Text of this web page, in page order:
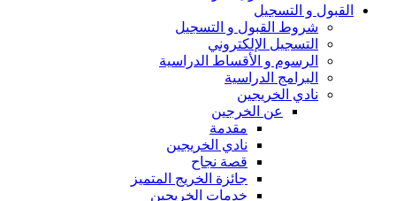
القبول و التسجيل
شروط القبول و التسجيل
التسجيل الإلكتروني
الرسوم و الأقساط الدراسية
البرامج الدراسية
نادي الخريجين
عن الخرجين
مقدمة
نادي الخريجين
قصة نجاح
جائزة الخريج المتميز
خدمات الخريجين